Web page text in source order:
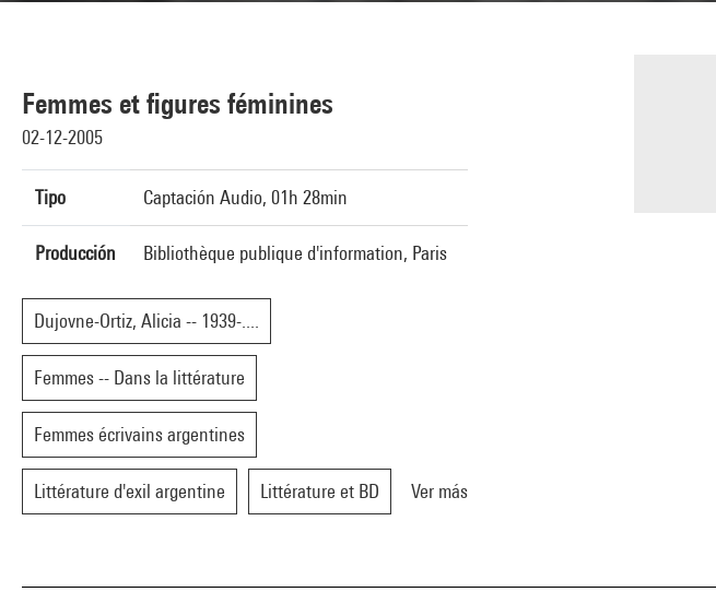
Femmes et figures féminines
02-12-2005
Tipo Captación Audio, 01h 28min
Producción Bibliothèque publique d'information, Paris
Dujovne-Ortiz, Alicia -- 1939-....
Femmes -- Dans la littérature
Femmes écrivains argentines
Littérature d'exil argentine Littérature et BD Ver más